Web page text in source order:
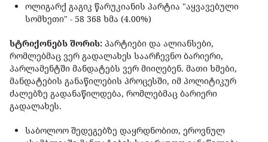
ოლიგარქ გაგიკ წარუკიანის პარტია "აყვავებული
სომხეთი" - 58 368 ხმა (4.00%)
სტრიქონებს შორის: პარტიები და ალიანსები,
რომლებმაც ვერ გადალახეს საარჩევნო ბარიერი,
პარლამენტში მანდატებს ვერ მიიღებენ. მათი ხმები,
მანდატების განაწილების პროცესში, იმ პოლიტიკურ
ძალებზე გადანაწილდება, რომლებმაც ბარიერი
გადალახეს.
საბოლოო შედეგებზე დაყრდნობით, ეროვნულ